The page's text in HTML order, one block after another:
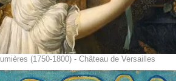
(1750-1800) - Château de Versailles